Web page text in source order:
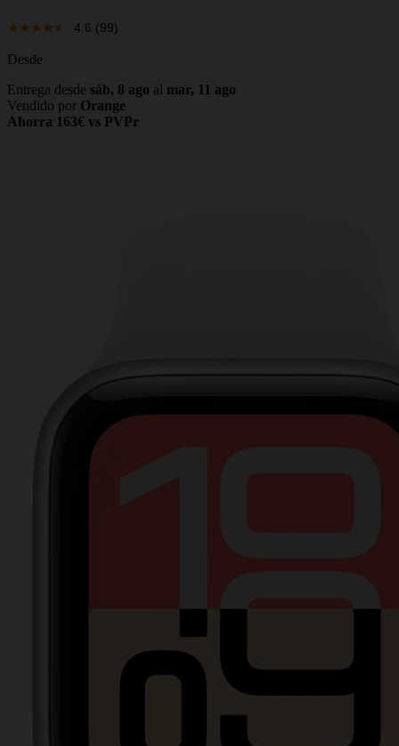
4.6 (99)
Desde
Entrega desde sáb, 8 ago al mar, 11 ago
Vendido por Orange
Ahorra 163€ vs PVPr